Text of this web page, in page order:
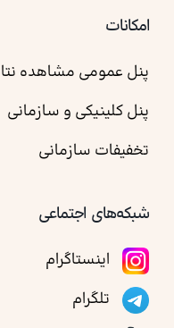
امکانات
پنل عمومی مشاهده
پنل کلینیکی و سازمانی
تخفیفات سازمانی
شبکه‌های اجتماعی
اینستاگرام
تلگرام